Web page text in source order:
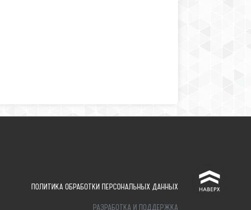
^
ПОЛИТИКА ОБРАБОТКИ ПЕРСОНАЛЬНЫХ ДАННЫХ
РАЗРАБОТКА И ПОДДЕРЖКА